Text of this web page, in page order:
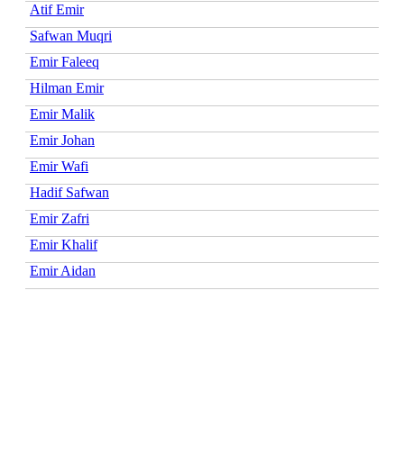
Atif Emir
Safwan Muqri
Emir Faleeq
Hilman Emir
Emir Malik
Emir Johan
Emir Wafi
Hadif Safwan
Emir Zafri
Emir Khalif
Emir Aidan